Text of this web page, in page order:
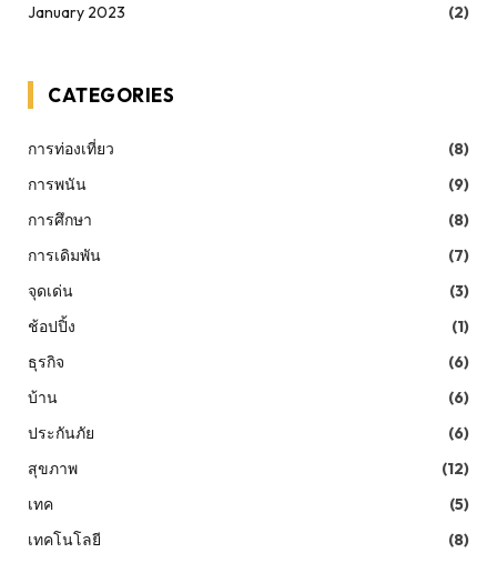
January 2023
(2)
CATEGORIES
การท่องเที่ยว
(8)
การพนัน
(9)
การศึกษา
(8)
การเดิมพัน
(7)
จุดเด่น
(3)
ช้อปปิ้ง
(1)
ธุรกิจ
(6)
บ้าน
(6)
ประกันภัย
(6)
สุขภาพ
(12)
เทค
(5)
เทคโนโลยี
(8)